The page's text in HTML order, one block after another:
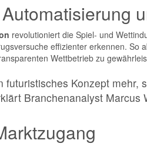
revolutioniert die Spiel- und
effizienter erkennen. So
Wettbetrieb zu
Konzept
Branchenanalyst Marcus